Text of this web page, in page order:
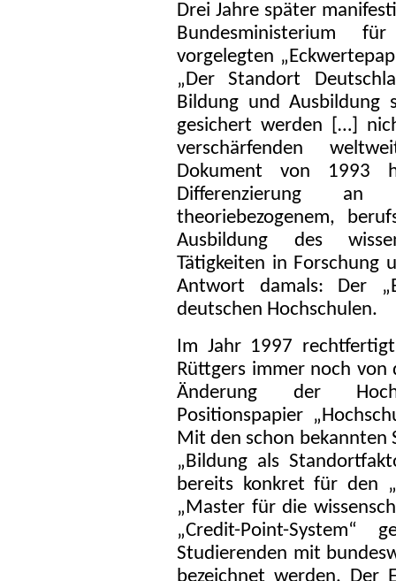
Drei Jahre später
Bundesministerium
vorgelegten
„Der Standort
Bildung und Ausbildung
gesichert werden […]
verschärfenden
Dokument von 1993
Differenzierung
theoriebezogenem,
Ausbildung des
Tätigkeiten in Forschung
Antwort damals: Der
deutschen Hochschulen.
Im Jahr 1997
Rüttgers immer noch von
Änderung der
Positionspapier
Mit den schon bekannten
„Bildung als
bereits konkret für den
„Master für die
„Credit-Point-
Studierenden mit